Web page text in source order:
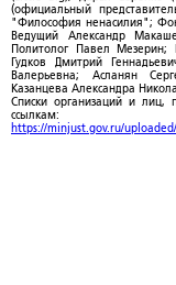
(официальный
"Философия ненасилия";
Ведущий Александр
Политолог Павел
Гудков Дмитрий
Валерьевна; Асланян
Казанцева Александра
Списки организаций и лиц,
ссылкам:
https://minjust.gov.ru/